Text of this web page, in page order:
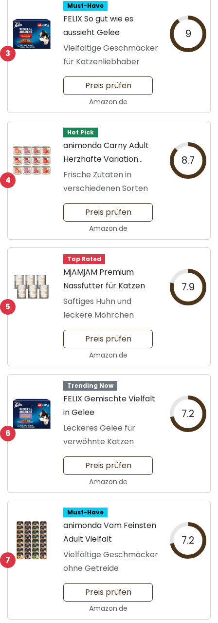
3
Must-Have
FELIX So gut wie es
aussieht Gelee
Vielfältige Geschmäcker
für Katzenliebhaber
9
Preis prüfen
Amazon.de
4
Hot Pick
animonda Carny Adult
Herzhafte Variation
200g
Frische Zutaten in
verschiedenen Sorten
8.7
Preis prüfen
Amazon.de
5
Top Rated
MjAMjAM Premium
Nassfutter für Katzen
Saftiges Huhn und
leckere Möhrchen
7.9
Preis prüfen
Amazon.de
6
Trending Now
FELIX Gemischte Vielfalt
in Gelee
Leckeres Gelee für
verwöhnte Katzen
7.2
Preis prüfen
Amazon.de
7
Must-Have
animonda Vom Feinsten
Adult Vielfalt
Vielfältige Geschmäcker
ohne Getreide
7.2
Preis prüfen
Amazon.de